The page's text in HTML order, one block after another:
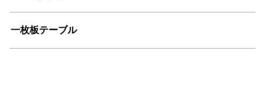
一枚板テーブル